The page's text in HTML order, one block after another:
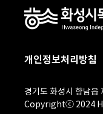
개인정보처리방침
경기도 화성시 향남
Copyrightⓒ 2024